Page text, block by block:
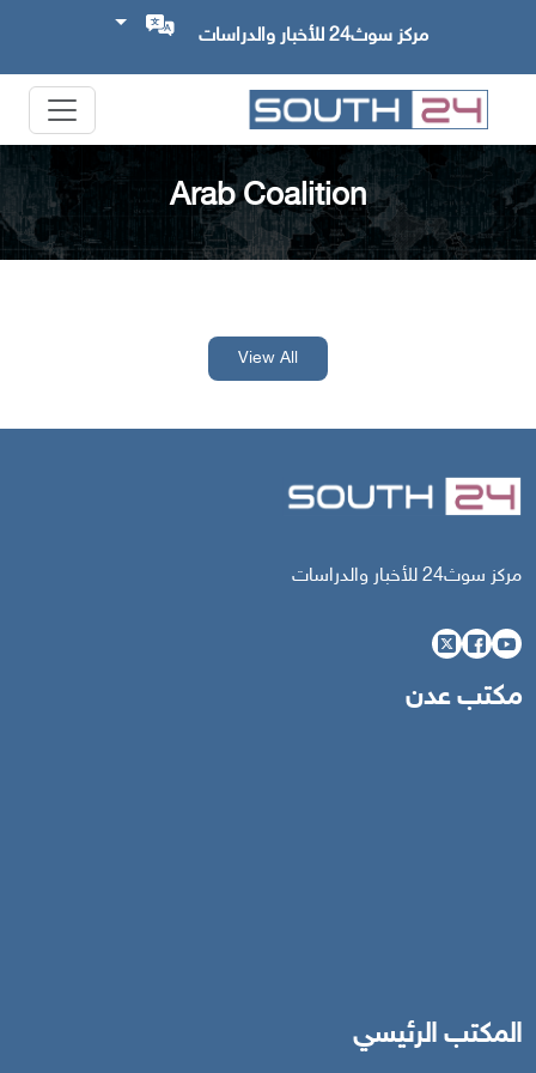
مركز سوث24 للأخبار والدراسات
Arab Coalition
View All
مركز سوث24 للأخبار والدراسات
مكتب عدن
المكتب الرئيسي